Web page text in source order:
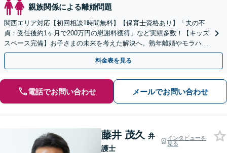
親族関係による離婚問題
関西エリア対応【初回相談1時間無料】【保育士資格あり】「夫の不
貞：受任後約1ヶ月で200万円の慰謝料獲得」など実績多数！【キッズ
スペース完備】お子さまの未来を考えた解決へ。熟年離婚やモラハラ
のご相談多数【Web面談・電話相談・夜間相談OK】
料金表を見る
電話でお問い合わせ メールでお問い合わせ
藤井 茂久 弁
護士
インタビューを
見る